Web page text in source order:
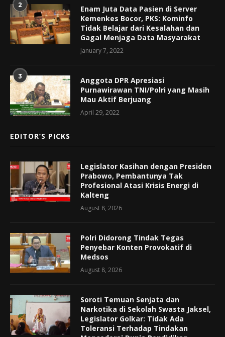
2
Enam Juta Data Pasien di Server
Kemenkes Bocor, PKS: Kominfo
Tidak Belajar dari Kesalahan dan
Gagal Menjaga Data Masyarakat
January 7, 2022
3
Anggota DPR Apresiasi
Purnawirawan TNI/Polri yang Masih
Mau Aktif Berjuang
April 29, 2022
EDITOR’S PICKS
Legislator Kasihan dengan Presiden
Prabowo, Pembantunya Tak
Profesional Atasi Krisis Energi di
Kalteng
August 8, 2026
Polri Didorong Tindak Tegas
Penyebar Konten Provokatif di
Medsos
August 8, 2026
Soroti Temuan Senjata dan
Narkotika di Sekolah Swasta Jaksel,
Legislator Golkar: Tidak Ada
Toleransi Terhadap Tindakan